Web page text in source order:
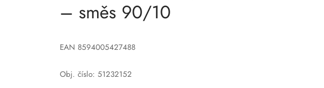
– směs 90/10
EAN 8594005427488
Obj. číslo: 51232152